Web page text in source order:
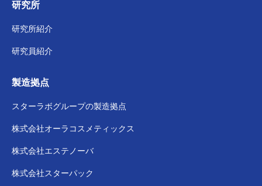
研究所
研究所紹介
研究員紹介
製造拠点
スターラボグループの製造拠点
株式会社オーラコスメティックス
株式会社エステノーバ
株式会社スターパック